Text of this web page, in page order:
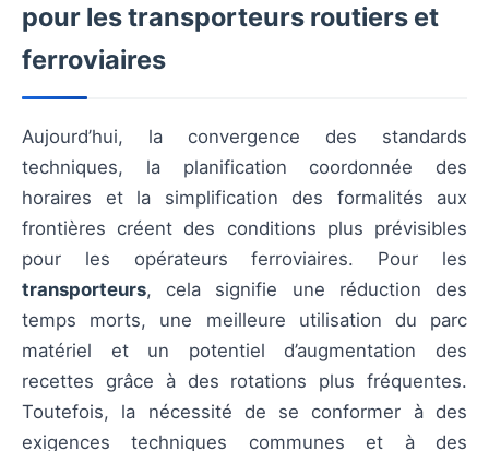
pour les transporteurs routiers et
ferroviaires
Aujourd’hui, la convergence des standards
techniques, la planification coordonnée des
horaires et la simplification des formalités aux
frontières créent des conditions plus prévisibles
pour les opérateurs ferroviaires. Pour les
transporteurs, cela signifie une réduction des
temps morts, une meilleure utilisation du parc
matériel et un potentiel d’augmentation des
recettes grâce à des rotations plus fréquentes.
Toutefois, la nécessité de se conformer à des
exigences techniques communes et à des